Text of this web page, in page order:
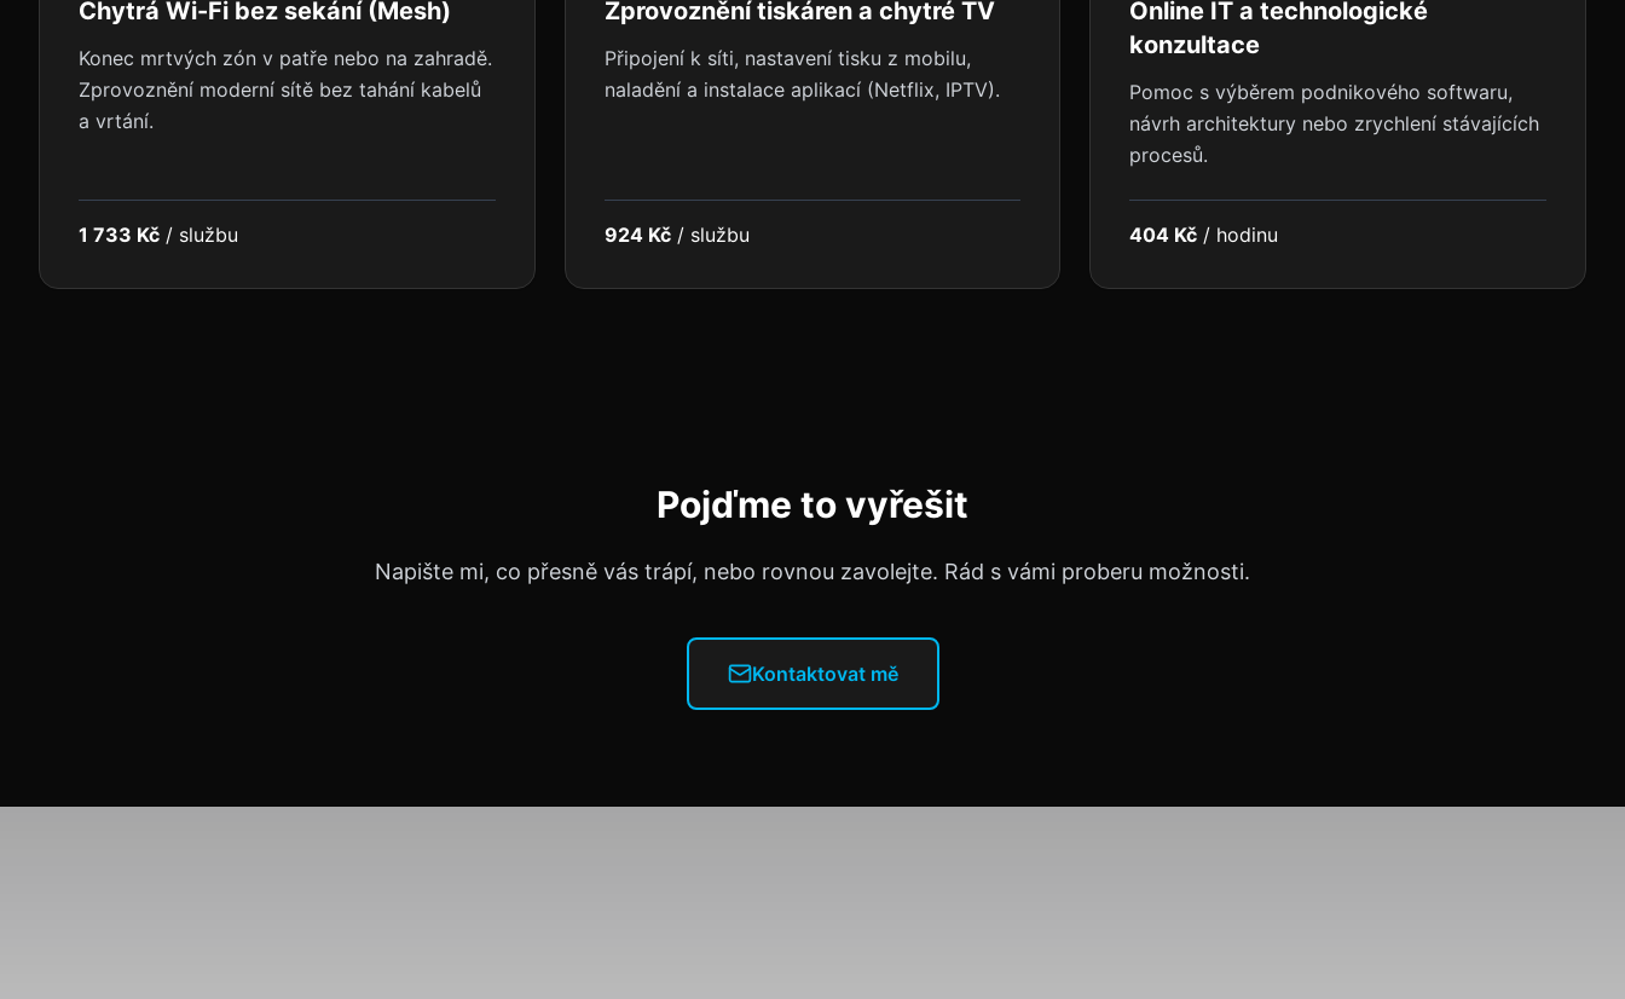
Chytrá Wi-Fi bez sekání (Mesh)
Konec mrtvých zón v patře nebo na zahradě.
Zprovoznění moderní sítě bez tahání kabelů
a vrtání.
1 733 Kč / službu
Zprovoznění tiskáren a chytré TV
Připojení k síti, nastavení tisku z mobilu,
naladění a instalace aplikací (Netflix, IPTV).
924 Kč/ službu
Online IT a technologické
konzultace
Pomoc s výběrem podnikového softwaru,
návrh architektury nebo zrychlení stávajících
procesů.
404 Kč / hodinu
Pojďme to vyřešit
Napište mi, co přesně vás trápí, nebo rovnou zavolejte. Rád s vámi proberu možnosti.
Kontaktovat mě